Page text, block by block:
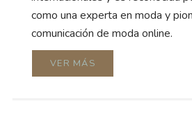
como una experta en moda y
comunicación de moda online.
VER MÁS